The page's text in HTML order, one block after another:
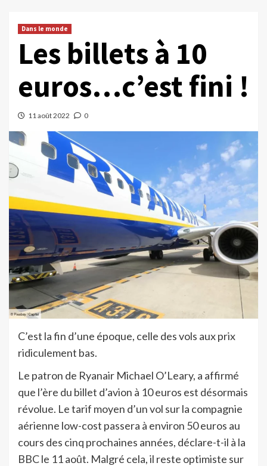
Dans le monde
Les billets à 10
euros…c’est fini !
11 août 2022 0
C’est la fin d’une époque, celle des vols aux prix
ridiculement bas.
Le patron de Ryanair Michael O’Leary, a affirmé
que l’ère du billet d’avion à 10 euros est désormais
révolue. Le tarif moyen d’un vol sur la compagnie
aérienne low-cost passera à environ 50 euros au
cours des cinq prochaines années, déclare-t-il à la
BBC le 11 août. Malgré cela, il reste optimiste sur